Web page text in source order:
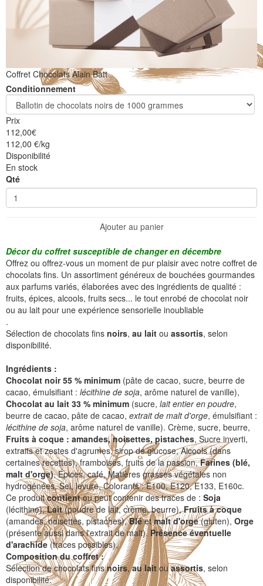
Coffret Chocolats Alain Batt
Conditionnement
Prix
112,00€
112,00 €/kg
Disponibilité
En stock
Qté
Ajouter au panier
Décor du coffret susceptible de changer en décembre
Offrez ou offrez-vous un moment de pur plaisir avec notre coffret de
chocolats fins. Un assortiment généreux de bouchées gourmandes
aux parfums variés, élaborées avec des ingrédients de qualité :
fruits, épices, alcools, fruits secs... le tout enrobé de chocolat noir
ou au lait pour une expérience sensorielle inoubliable
.
Sélection de chocolats fins noirs, au lait ou assortis, selon
disponibilité.
Ingrédients :
Chocolat noir 55 % minimum (pâte de cacao, sucre, beurre de
cacao, émulsifiant : lécithine de soja, arôme naturel de vanille),
Chocolat au lait 33 % minimum (sucre, lait entier en poudre,
beurre de cacao, pâte de cacao, extrait de malt d'orge, émulsifiant :
lécithine de soja, arôme naturel de vanille). Crème, sucre, beurre,
Fruits à coque : amandes, noisettes, pistaches, Sucre inverti,
extraits et zestes d'agrumes, sirop de glucose, Alcools (dans
certaines recettes), framboises, fruits de la passion,Farines (blé,
malt d'orge), Épices, café, Matières grasses végétales non
hydrogénées, Sel, levure, Colorants : E100, E120, E133, E160c.
Ce produitcontientou peut contenir des traces de : Soja
(lécithine),Lait(poudre de lait, crème, beurre),Fruits à coque
(amandes, noisettes, pistaches),Bléetmalt d'orge(gluten), Orge
(présente aussi dans l'extrait de malt). Présence éventuelle
d'arachide (traces possibles).
Composition du coffret :
Sélection de chocolats finsnoirs,au laitouassortis, selon
disponibilité.